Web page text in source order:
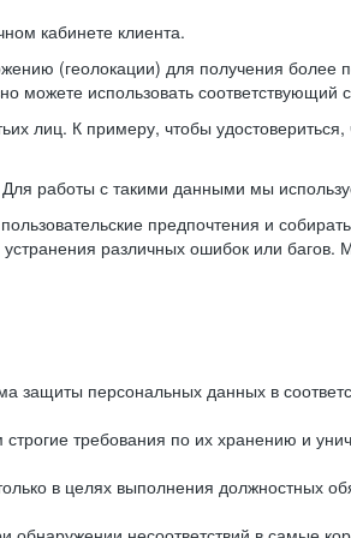
кабинете клиента.
(геолокации) для получения более
можете использовать соответствующий
лиц. К примеру, чтобы удостовериться,
работы с такими данными мы
предпочтения и собирать
различных ошибок или
защиты персональных данных в
требования по их хранению и
в целях выполнения должностных